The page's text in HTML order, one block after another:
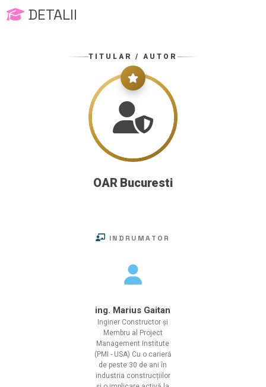
DETALII
TITULAR / AUTOR
OAR Bucuresti
INDRUMATOR
ing. Marius Gaitan
Inginer Constructor și
Membru al Project
Management Institute
(PMI - USA) Cu o carieră
de peste 30 de ani în
industria construcțiilor